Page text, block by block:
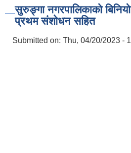
सुरुङ्गा नगरपालिकाको
प्रथम संशोधन सहित
Submitted on: Thu, 04/20/2023 -